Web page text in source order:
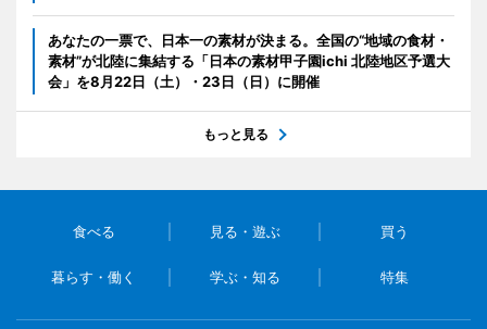
あなたの一票で、日本一の素材が決まる。全国の“地域の食材・
素材”が北陸に集結する「日本の素材甲子園ichi 北陸地区予選大
会」を8月22日（土）・23日（日）に開催
もっと見る
食べる 見る・遊ぶ 買う
暮らす・働く 学ぶ・知る 特集